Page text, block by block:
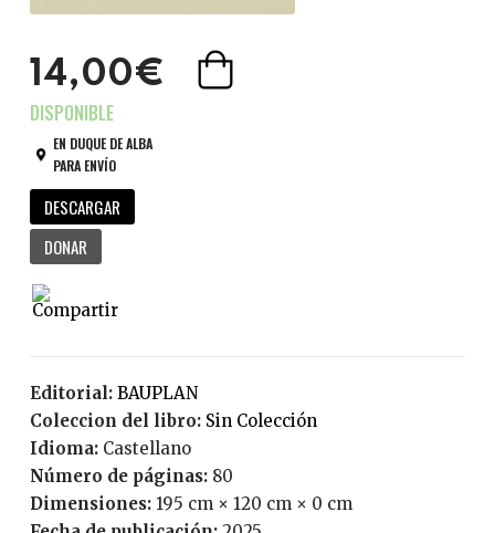
14,00€
EN DUQUE DE ALBA
PARA ENVÍO
DESCARGAR
DONAR
Editorial:
BAUPLAN
Coleccion del libro:
Sin Colección
Idioma:
Castellano
Número de páginas:
80
Dimensiones: 195 cm × 120 cm × 0 cm